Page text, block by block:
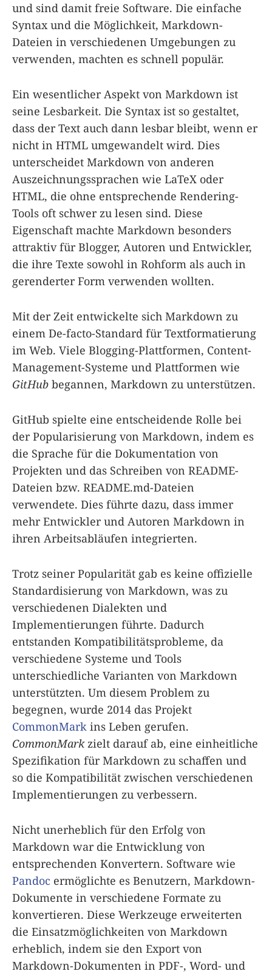
und sind damit freie Software. Die einfache
Syntax und die Möglichkeit, Markdown-
Dateien in verschiedenen Umgebungen zu
verwenden, machten es schnell populär.
Ein wesentlicher Aspekt von Markdown ist
seine Lesbarkeit. Die Syntax ist so gestaltet,
dass der Text auch dann lesbar bleibt, wenn er
nicht in HTML umgewandelt wird. Dies
unterscheidet Markdown von anderen
Auszeichnungssprachen wie LaTeX oder
HTML, die ohne entsprechende Rendering-
Tools oft schwer zu lesen sind. Diese
Eigenschaft machte Markdown besonders
attraktiv für Blogger, Autoren und Entwickler,
die ihre Texte sowohl in Rohform als auch in
gerenderter Form verwenden wollten.
Mit der Zeit entwickelte sich Markdown zu
einem De-facto-Standard für Textformatierung
im Web. Viele Blogging-Plattformen, Content-
Management-Systeme und Plattformen wie
GitHub begannen, Markdown zu unterstützen.
GitHub spielte eine entscheidende Rolle bei
der Popularisierung von Markdown, indem es
die Sprache für die Dokumentation von
Projekten und das Schreiben von README-
Dateien bzw. README.md-Dateien
verwendete. Dies führte dazu, dass immer
mehr Entwickler und Autoren Markdown in
ihren Arbeitsabläufen integrierten.
Trotz seiner Popularität gab es keine offizielle
Standardisierung von Markdown, was zu
verschiedenen Dialekten und
Implementierungen führte. Dadurch
entstanden Kompatibilitätsprobleme, da
verschiedene Systeme und Tools
unterschiedliche Varianten von Markdown
unterstützten. Um diesem Problem zu
begegnen, wurde 2014 das Projekt
CommonMark ins Leben gerufen.
CommonMarkzielt darauf ab, eine einheitliche
Spezifikation für Markdown zu schaffen und
so die Kompatibilität zwischen verschiedenen
Implementierungen zu verbessern.
Nicht unerheblich für den Erfolg von
Markdown war die Entwicklung von
entsprechenden Konvertern. Software wie
Pandoc ermöglichte es Benutzern, Markdown-
Dokumente in verschiedene Formate zu
konvertieren. Diese Werkzeuge erweiterten
die Einsatzmöglichkeiten von Markdown
erheblich, indem sie den Export von
Markdown-Dokumenten in PDF-, Word- und